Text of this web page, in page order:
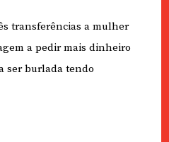
transferências a mulher
a pedir mais dinheiro
ser burlada tendo